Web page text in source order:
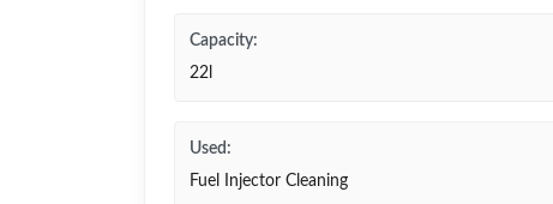
Capacity:
22l
Used:
Fuel Injector Cleaning